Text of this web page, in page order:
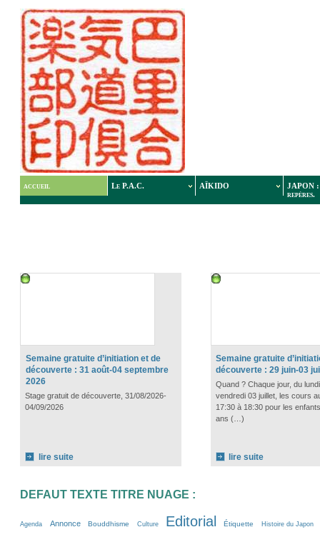
accueil Le P.A.C. AÏKIDO
JAPON :
repères.
Semaine gratuite d’initiation et de
découverte : 31 août-04 septembre
2026
Stage gratuit de découverte, 31/08/2026-
04/09/2026
lire suite
Semaine gratuite
découverte : 29 juin-03
Quand ? Chaque jour, du
vendredi 03 juillet, les cours
17:30 à 18:30 pour les
ans (…)
lire suite
DEFAUT TEXTE TITRE NUAGE :
20/100
Agenda
40/100 Annonce
33/100 Bouddhisme
4/100 Culture
100/100 Editorial
33/100 Étiquette
8/100 Histoire du Japon
4/100
8/100
4/100
29/100
57/100